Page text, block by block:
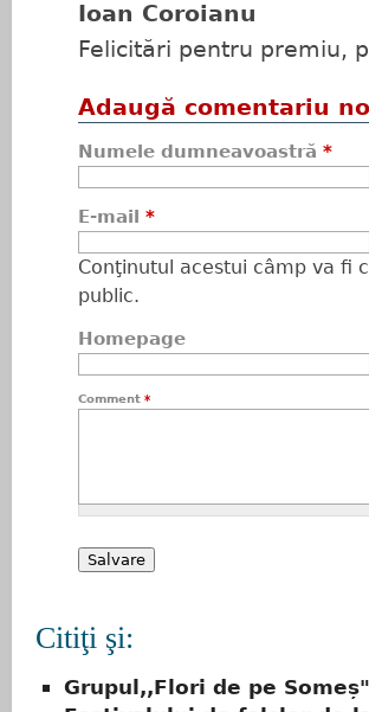
Ioan Coroianu
Felicitări pentru premiu,
Adaugă comentariu
Numele dumneavoastră *
E-mail *
Conţinutul acestui câmp va fi
public.
Homepage
Comment *
Citiţi şi:
Grupul,,Flori de pe